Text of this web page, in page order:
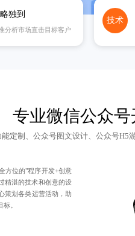
独到
分析市场直击目标客户
技术
专业微信公众号
定制 、公众号图文设计、公众号H5
方位的"程序开发+创意
精湛的技术和创意的设
策划各类运营活动，助
。